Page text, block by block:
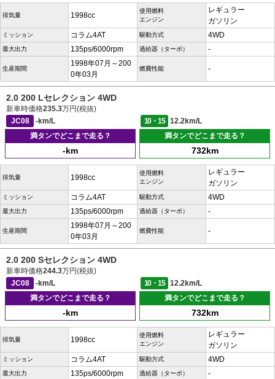
排気量 1998cc
使用燃料
エンジン
レギュラー
ガソリン
ミッション コラム4AT 駆動方式 4WD
最大出力 135ps/6000rpm 過給器（ターボ） -
生産期間
1998年07月～200
0年03月
燃費性能 -
2.0 200 Lセレクション 4WD
新車時価格235.3万円(税抜)
JC08
-km/L 10・15
12.2km/L
満タンでどこまで走る？
-km
満タンでどこまで走る？
732km
排気量 1998cc
使用燃料
エンジン
レギュラー
ガソリン
ミッション コラム4AT 駆動方式 4WD
最大出力 135ps/6000rpm 過給器（ターボ） -
生産期間
1998年07月～200
0年03月
燃費性能 -
2.0 200 Sセレクション 4WD
新車時価格244.3万円(税抜)
JC08
-km/L 10・15
12.2km/L
満タンでどこまで走る？
-km
満タンでどこまで走る？
732km
排気量 1998cc
使用燃料
エンジン
レギュラー
ガソリン
ミッション コラム4AT 駆動方式 4WD
最大出力 135ps/6000rpm 過給器（ターボ） -